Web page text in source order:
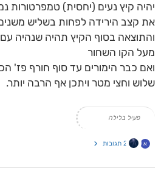
יהיה קיץ נעים (יחסית) טמפרטורות
את קצב הירידה לפחות בשליש
והתוצאה בסוף הקיץ תהיה שנהיה
מעל הקו השחור
ואם כבר הימורים עד סוף חורף פז'
שלוש וחצי מטר ויתכן אף הרבה יותר.
פעיל בלילה
א 2 תגובות